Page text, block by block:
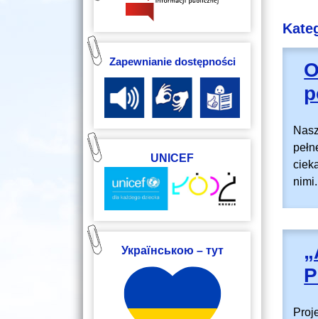
Zapewnianie dostępności
UNICEF
Українською – тут